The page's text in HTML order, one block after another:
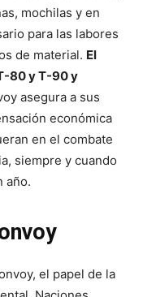
mochilas y en
para las labores
de material. El
80 y T-90 y
asegura a sus
económica
en el combate
siempre y cuando
año.
el papel de la